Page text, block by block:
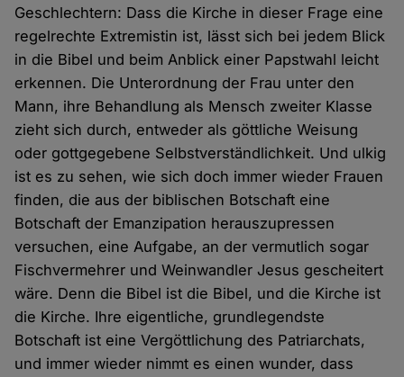
Geschlechtern: Dass die Kirche in dieser Frage eine
regelrechte Extremistin ist, lässt sich bei jedem Blick
in die Bibel und beim Anblick einer Papstwahl leicht
erkennen. Die Unterordnung der Frau unter den
Mann, ihre Behandlung als Mensch zweiter Klasse
zieht sich durch, entweder als göttliche Weisung
oder gottgegebene Selbstverständlichkeit. Und ulkig
ist es zu sehen, wie sich doch immer wieder Frauen
finden, die aus der biblischen Botschaft eine
Botschaft der Emanzipation herauszupressen
versuchen, eine Aufgabe, an der vermutlich sogar
Fischvermehrer und Weinwandler Jesus gescheitert
wäre. Denn die Bibel ist die Bibel, und die Kirche ist
die Kirche. Ihre eigentliche, grundlegendste
Botschaft ist eine Vergöttlichung des Patriarchats,
und immer wieder nimmt es einen wunder, dass